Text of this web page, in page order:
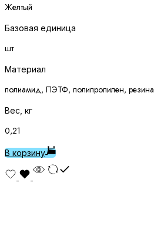
Желтый
Базовая единица
шт
Материал
полиамид, ПЭТФ, полипропилен, резина
Вес, кг
0,21
В корзину